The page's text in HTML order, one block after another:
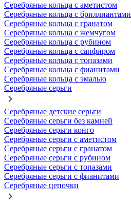
Серебряные кольца с аметистом
Серебряные кольца с бриллиантами
Серебряные кольца с гранатом
Серебряные кольца с жемчугом
Серебряные кольца с рубином
Серебряные кольца с сапфиром
Серебряные кольца с топазами
Серебряные кольца с фианитами
Серебряные кольца с эмалью
Серебряные серьги
Серебряные детские серьги
Серебряные серьги без камней
Серебряные серьги конго
Серебряные серьги с аметистом
Серебряные серьги с гранатом
Серебряные серьги с рубином
Серебряные серьги с топазами
Серебряные серьги с фианитами
Серебряные цепочки